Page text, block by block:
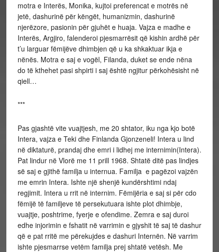
motra e Interës, Monika, kujtoi preferencat e motrës në
jetë, dashurinë për këngët, humanizmin, dashurinë
njerëzore, pasionin për gjuhët e huaja. Vajza e madhe e
Interës, Argjiro, falenderoi pjesmarrësit që kishin ardhë për
t’u larguar fëmijëve dhimbjen që u ka shkaktuar ikja e
nënës. Motra e saj e vogël, Filanda, duket se ende nëna
do të kthehet pasi shpirti i saj është ngjitur përkohësisht në
qiell…
***
Pas gjashtë vite vuajtjesh, me 20 shtator, iku nga kjo botë
Intera, vajza e Teki dhe Finlanda Gjonzeneli! Intera u lind
në diktaturë, prandaj dhe emri i lidhej me internimin(Intera).
Pat lindur në Vlorë me 11 prill 1968. Shtatë ditë pas lindjes
së saj e gjithë familja u internua. Familja e pagëzoi vajzën
me emrin Intera. Ishte një shenjë kundërshtimi ndaj
regjimit. Intera u rrit në internim. Fëmijëria e saj si për cdo
fëmijë të familjeve të persekutuara ishte plot dhimbje,
vuajtje, poshtrime, fyerje e ofendime. Zemra e saj duroi
edhe injorimin e fshatit në varrimin e gjyshit të saj të dashur
që e pat rritë me përekujdes e dashuri Internën. Në varrim
ishte pjesmarrse vetëm familja prej shtatë vetësh. Me